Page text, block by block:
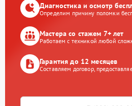
Диагностика и осмотр
Определим причину поломки
Мастера со стажем 7+ лет
Работаем с техникой любой
Гарантия до 12 месяцев
Составляем договор,